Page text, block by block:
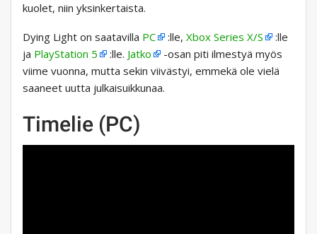
kuolet, niin yksinkertaista.
Dying Light on saatavilla PC :lle, Xbox Series X/S
:lle
ja PlayStation 5 :lle. Jatko
-osan piti ilmestyä myös
viime vuonna, mutta sekin viivästyi, emmekä ole vielä
saaneet uutta julkaisuikkunaa.
Timelie (PC)